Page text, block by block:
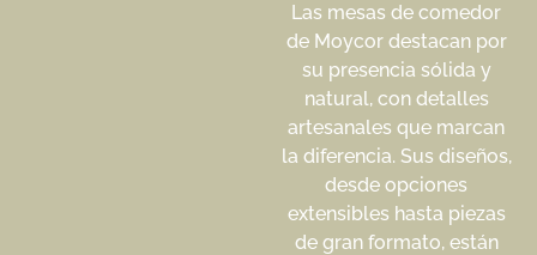
Las mesas de comedor
de Moycor destacan por
su presencia sólida y
natural, con detalles
artesanales que marcan
la diferencia. Sus diseños,
desde opciones
extensibles hasta piezas
de gran formato, están